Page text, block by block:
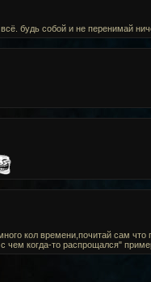
будь собой и не перенимай
кол времени,почитай сам
чем когда-то распрощался"